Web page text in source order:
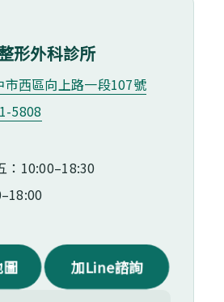
形外科診所
市⻄區向上路一段107號
5808
：10:00–18:30
加Line諮詢